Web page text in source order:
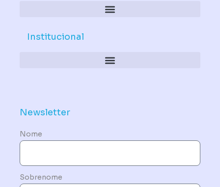
Institucional
Newsletter
Nome
Sobrenome